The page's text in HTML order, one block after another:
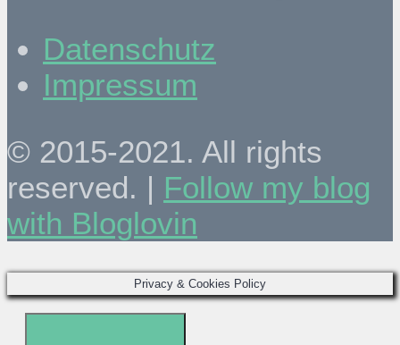
Datenschutz
Impressum
© 2015-2021. All rights
reserved. | Follow my blog
with Bloglovin
Privacy & Cookies Policy